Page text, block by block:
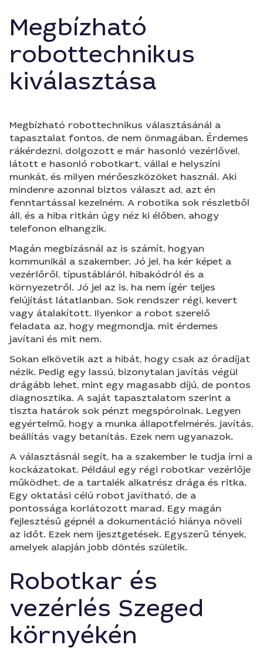
Megbízható
robottechnikus
kiválasztása
Megbízható robottechnikus választásánál a
tapasztalat fontos, de nem önmagában. Érdemes
rákérdezni, dolgozott e már hasonló vezérlővel,
látott e hasonló robotkart, vállal e helyszíni
munkát, és milyen mérőeszközöket használ. Aki
mindenre azonnal biztos választ ad, azt én
fenntartással kezelném. A robotika sok részletből
áll, és a hiba ritkán úgy néz ki élőben, ahogy
telefonon elhangzik.
Magán megbízásnál az is számít, hogyan
kommunikál a szakember. Jó jel, ha kér képet a
vezérlőről, típustábláról, hibakódról és a
környezetről. Jó jel az is, ha nem ígér teljes
felújítást látatlanban. Sok rendszer régi, kevert
vagy átalakított. Ilyenkor a robot szerelő
feladata az, hogy megmondja, mit érdemes
javítani és mit nem.
Sokan elkövetik azt a hibát, hogy csak az óradíjat
nézik. Pedig egy lassú, bizonytalan javítás végül
drágább lehet, mint egy magasabb díjú, de pontos
diagnosztika. A saját tapasztalatom szerint a
tiszta határok sok pénzt megspórolnak. Legyen
egyértelmű, hogy a munka állapotfelmérés, javítás,
beállítás vagy betanítás. Ezek nem ugyanazok.
A választásnál segít, ha a szakember le tudja írni a
kockázatokat. Például egy régi robotkar vezérlője
működhet, de a tartalék alkatrész drága és ritka.
Egy oktatási célú robot javítható, de a
pontossága korlátozott marad. Egy magán
fejlesztésű gépnél a dokumentáció hiánya növeli
az időt. Ezek nem ijesztgetések. Egyszerű tények,
amelyek alapján jobb döntés születik.
Robotkar és
vezérlés Szeged
környékén